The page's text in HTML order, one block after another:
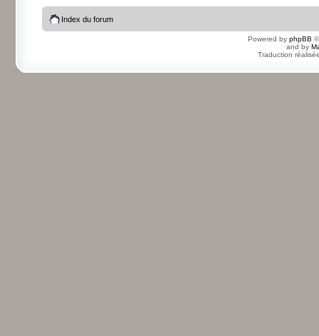
Index du forum
Powered by phpBB
and by
Traduction